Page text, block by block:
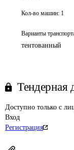
Кол-во машин: 1
Варианты
тентованный
Тендерная
Доступно только с
Вход
Регистрация